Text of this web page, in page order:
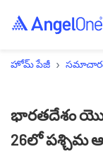
హోమ్ పేజీ ›
భారతదేశం
26లో పశ్చిమ